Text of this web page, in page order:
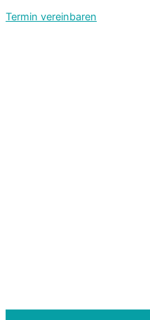
Termin vereinbaren